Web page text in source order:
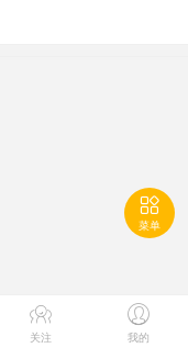

菜单

关注

我的